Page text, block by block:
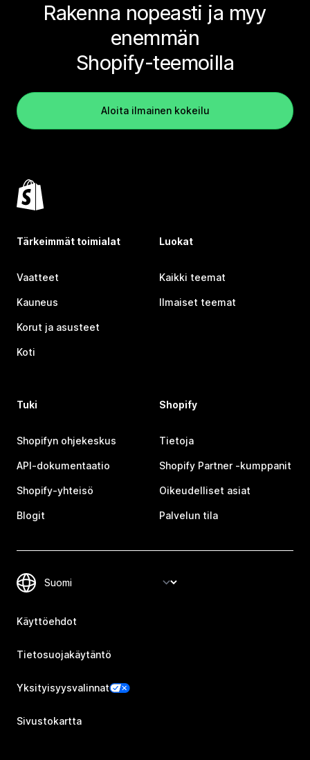
Rakenna nopeasti ja myy
enemmän
Shopify-teemoilla
Aloita ilmainen kokeilu
Tärkeimmät toimialat
Vaatteet
Kauneus
Korut ja asusteet
Koti
Luokat
Kaikki teemat
Ilmaiset teemat
Tuki
Shopifyn ohjekeskus
API-dokumentaatio
Shopify-yhteisö
Blogit
Shopify
Tietoja
Shopify Partner ‑kumppanit
Oikeudelliset asiat
Palvelun tila
Käyttöehdot
Tietosuojakäytäntö
Yksityisyysvalinnat
Sivustokartta